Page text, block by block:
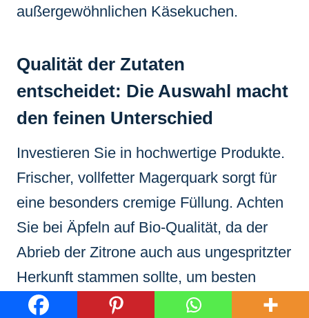
außergewöhnlichen Käsekuchen.
Qualität der Zutaten
entscheidet: Die Auswahl macht
den feinen Unterschied
Investieren Sie in hochwertige Produkte.
Frischer, vollfetter Magerquark sorgt für
eine besonders cremige Füllung. Achten
Sie bei Äpfeln auf Bio-Qualität, da der
Abrieb der Zitrone auch aus ungespritzter
Herkunft stammen sollte, um besten
Geschmack zu garantieren.